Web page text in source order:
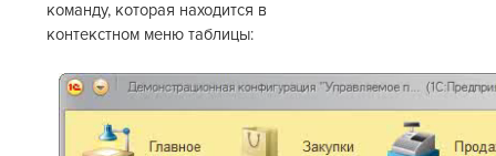
команду, которая находится в
контекстном меню таблицы: